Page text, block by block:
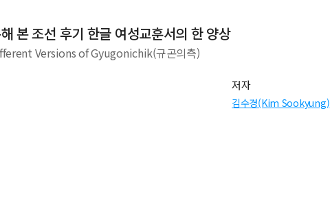
본 조선 후기 한글 여성교훈서의 한 양상
Versions of Gyugonichik(규곤의측)
저자
김수경(Kim Sookyung)